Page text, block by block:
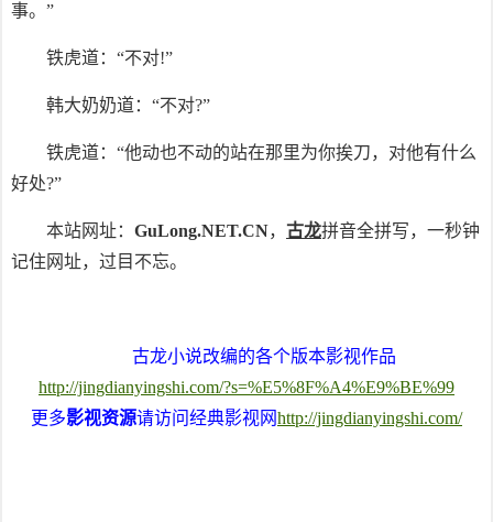
事。”
铁虎道：“不对!”
韩大奶奶道：“不对?”
铁虎道：“他动也不动的站在那里为你挨刀，对他有什么
好处?”
本站网址： GuLong.NET.CN， 古龙拼音全拼写，一秒钟
记住网址，过目不忘。
古龙小说改编的各个版本影视作品
http://jingdianyingshi.com/?s=%E5%8F%A4%E9%BE%99
更多影视资源请访问经典影视网http://jingdianyingshi.com/